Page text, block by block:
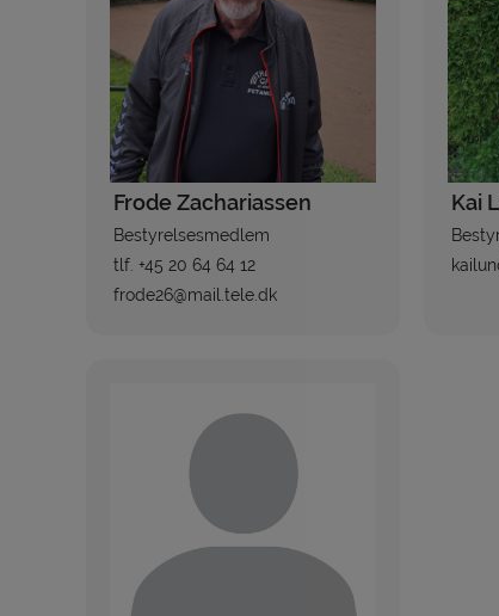
Frode Zachariassen
Bestyrelsesmedlem
tlf. +45 20 64 64 12
frode26@mail.tele.dk
Kai